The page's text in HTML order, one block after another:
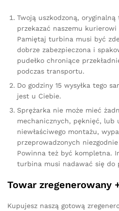
Twoją uszkodzoną,
przekazać naszemu kurierowi
Pamiętaj turbina musi być
dobrze zabezpieczona i
pudełko chroniące
podczas transportu.
Do godziny 15 wysyłka tego
jest u Ciebie.
Sprężarka nie może mieć
mechanicznych, pęknięć, lub
niewłaściwego montażu,
przeprowadzonych
Powinna też być kompletna.
turbina musi nadawać się do
Towar zregenerowany
Kupujesz naszą gotową